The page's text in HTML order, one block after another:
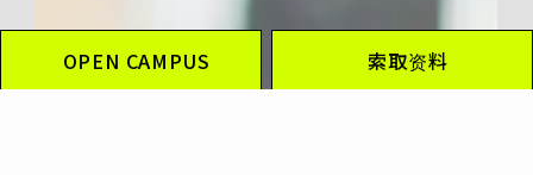
OPEN CAMPUS 索取资料